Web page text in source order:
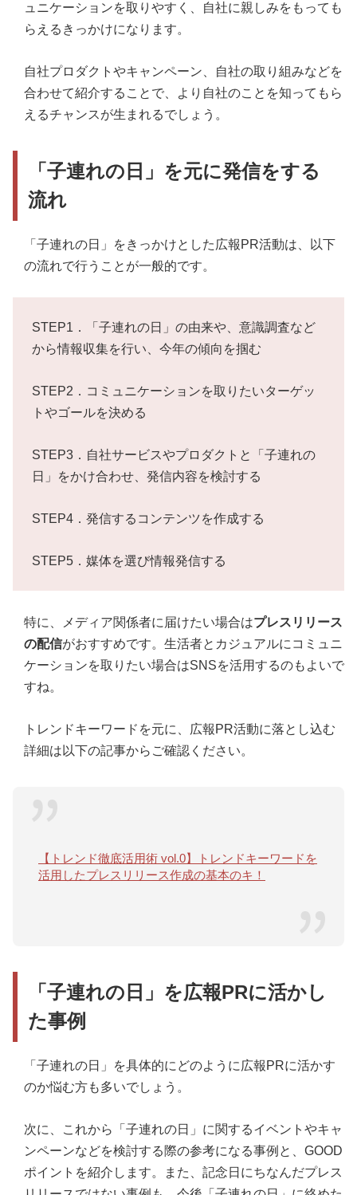
ュニケーションを取りやすく、自社に親しみをもっても
らえるきっかけになります。
自社プロダクトやキャンペーン、自社の取り組みなどを
合わせて紹介することで、より自社のことを知ってもら
えるチャンスが生まれるでしょう。
「子連れの日」を元に発信をする
流れ
「子連れの日」をきっかけとした広報PR活動は、以下
の流れで行うことが一般的です。
STEP1．「子連れの日」の由来や、意識調査など
から情報収集を行い、今年の傾向を掴む
STEP2．コミュニケーションを取りたいターゲッ
トやゴールを決める
STEP3．自社サービスやプロダクトと「子連れの
日」をかけ合わせ、発信内容を検討する
STEP4．発信するコンテンツを作成する
STEP5．媒体を選び情報発信する
特に、メディア関係者に届けたい場合はプレスリリース
の配信がおすすめです。生活者とカジュアルにコミュニ
ケーションを取りたい場合はSNSを活用するのもよいで
すね。
トレンドキーワードを元に、広報PR活動に落とし込む
詳細は以下の記事からご確認ください。
【トレンド徹底活用術 vol.0】トレンドキーワードを
活用したプレスリリース作成の基本のキ！
「子連れの日」を広報PRに活かし
た事例
「子連れの日」を具体的にどのように広報PRに活かす
のか悩む方も多いでしょう。
次に、これから「子連れの日」に関するイベントやキャ
ンペーンなどを検討する際の参考になる事例と、GOOD
ポイントを紹介します。また、記念日にちなんだプレス